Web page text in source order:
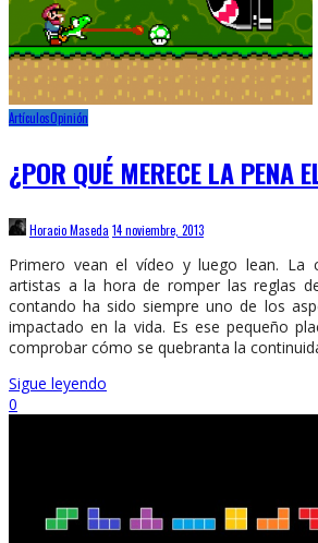
ArtículosOpinión
¿POR QUÉ MERECE LA PENA
Horacio Maseda 14 noviembre, 2013
Primero vean el vídeo y luego lean. La
artistas a la hora de romper las reglas
contando ha sido siempre uno de los
impactado en la vida. Es ese pequeño
comprobar cómo se quebranta la
Sigue leyendo
0